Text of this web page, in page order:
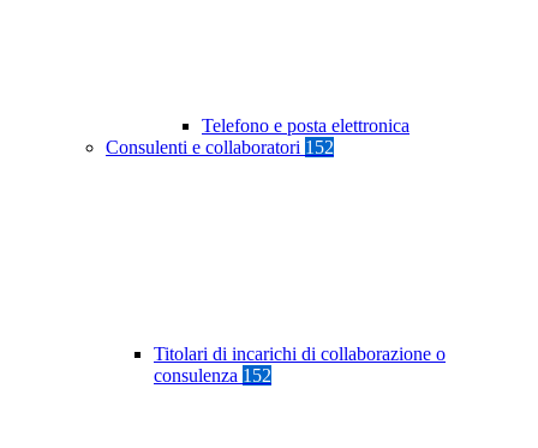
Telefono e posta elettronica
Consulenti e collaboratori 152
Titolari di incarichi di collaborazione o
consulenza 152